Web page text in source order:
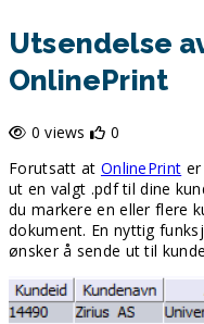
Utsendelse
OnlinePrint
0 views
0
Forutsatt at OnlinePrint
ut en valgt .pdf til dine
du markere en eller flere
dokument. En nyttig
ønsker å sende ut til